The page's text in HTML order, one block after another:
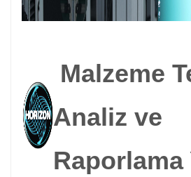
Malzeme
Analiz ve
Raporlama